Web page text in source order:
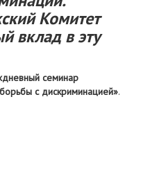
Комитет
вклад в эту
семинар
с дискриминацией».
беларусского общества в